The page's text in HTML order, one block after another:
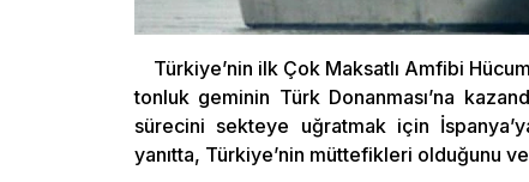
Türkiye’nin ilk Çok Maksatlı Amfibi
tonluk geminin Türk Donanması’na
sürecini sekteye uğratmak için
yanıtta, Türkiye’nin müttefikleri olduğunu